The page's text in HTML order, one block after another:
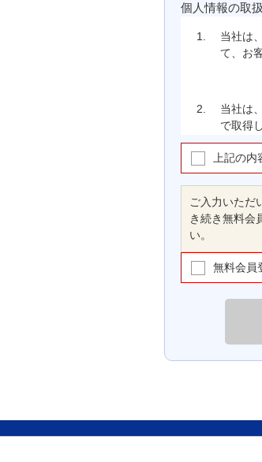
個人情報の取
1.
当社は
て、お
2.
当社は
で取得
(1)
お
取
め
(2)
お
3.
当社は
条の利
上記の内
ご入力いただ
き続き無料会
い。
無料会員